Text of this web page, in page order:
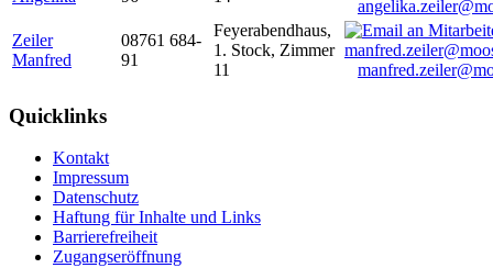
Zeiler
Manfred
08761 684-
91
Feyerabendhaus,
1. Stock, Zimmer
11
Quicklinks
Kontakt
Impressum
Datenschutz
Haftung für Inhalte und Links
Barrierefreiheit
Zugangseröffnung